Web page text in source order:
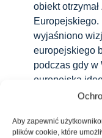
Aby zapewnić
plików cookie, które
obiekt
wyjaśniono
europejskiego
podczas gdy w
europejską